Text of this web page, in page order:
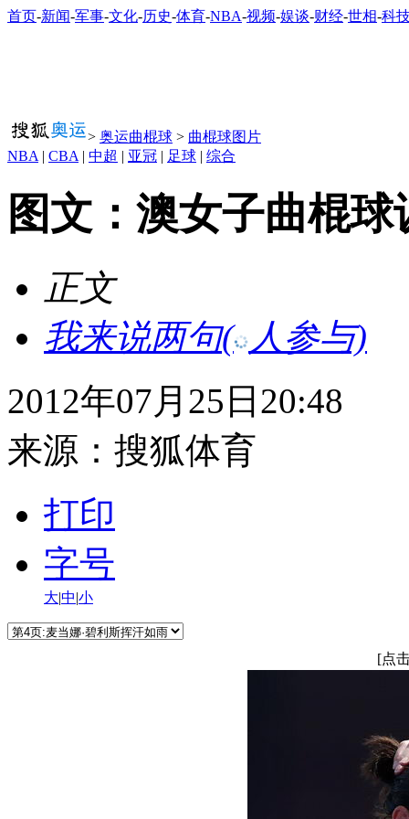
首页-新闻-军事-文化-历史-体育-NBA-视频-娱谈-财经-世相-科
> 奥运曲棍球 > 曲棍球图片
NBA | CBA | 中超 | 亚冠 | 足球 | 综合
图文：澳女子曲棍球
正文
我来说两句( 人参与)
2012年07月25日20:48
来源： 搜狐体育
打印
字号
大|中|小
[点